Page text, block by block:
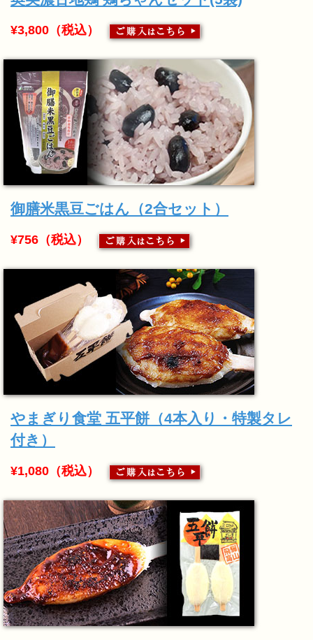
¥3,800（税込）
御膳米黒豆ごはん（2合セット）
¥756（税込）
やまぎり食堂 五平餅（4本入り・特製タレ
付き）
¥1,080（税込）